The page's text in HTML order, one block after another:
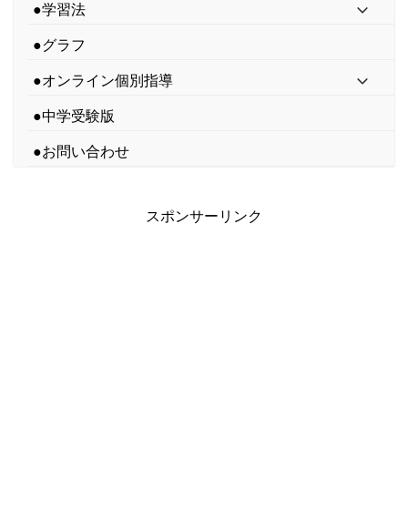
●学習法
●グラフ
●オンライン個別指導
●中学受験版
●お問い合わせ
スポンサーリンク